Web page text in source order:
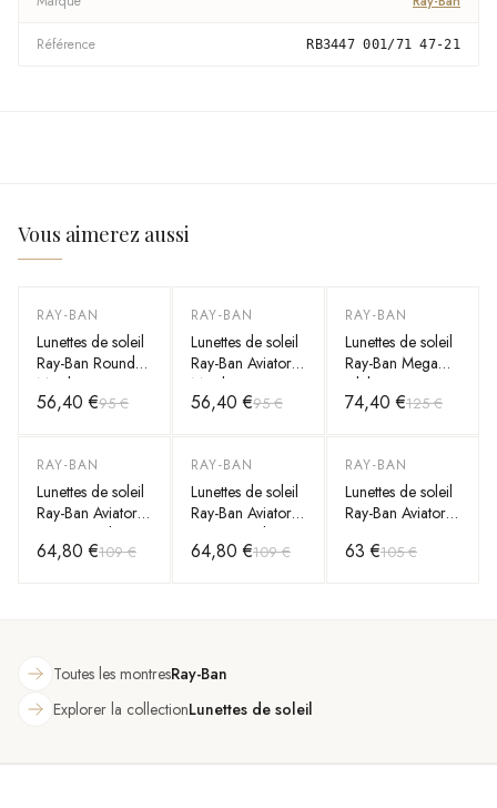
Référence RB3447 001/71 47-21
Vous aimerez aussi
-41%
RAY-BAN
Lunettes de soleil
Ray-Ban Round
Metal RB3447
112/51 Rondes
56,40 €95 €
-41%
RAY-BAN
Lunettes de soleil
Ray-Ban Aviator
Metal RB3025
001/33 dorés
56,40 €95 €
-40%
RAY-BAN
Lunettes de soleil
Ray-Ban Mega
Clubmaster
RB0316S
74,40 €125 €
-40%
RAY-BAN
Lunettes de soleil
Ray-Ban Aviator
Large Metal
RB3025 004/58
64,80 €109 €
-40%
RAY-BAN
Lunettes de soleil
Ray-Ban Aviator
Large Metal
RB3025 004/58
64,80 €109 €
-40%
RAY-BAN
Lunettes de soleil
Ray-Ban Aviator
métal gold
63 €105 €
Toutes les montresRay-Ban
Explorer la collectionLunettes de soleil